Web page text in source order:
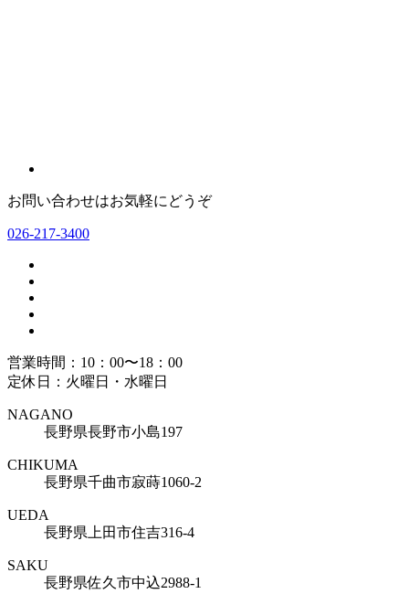
お問い合わせはお気軽にどうぞ
026-217-3400
営業時間：10：00〜18：00
定休日：火曜日・水曜日
NAGANO
長野県長野市小島197
CHIKUMA
長野県千曲市寂蒔1060-2
UEDA
長野県上田市住吉316-4
SAKU
長野県佐久市中込2988-1